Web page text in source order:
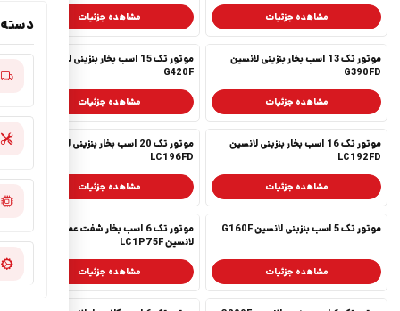
مشاهده جزئیات مشاهده جزئیات
موتور تک 13 اسب بخار بنزینی لانسین
G390FD
مشاهده جزئیات
موتور تک 15 اسب بخار بنزینی لانسین
G420F
مشاهده جزئیات
موتور تک 16 اسب بخار بنزینی لانسین
LC192FD
مشاهده جزئیات
موتور تک 20 اسب بخار بنزینی لانسین
LC196FD
مشاهده جزئیات
موتور تک 5 اسب بنزینی لانسین G160F
مشاهده جزئیات
موتور تک 6 اسب بخار شفت عمودی
لانسین LC1P75F
مشاهده جزئیات